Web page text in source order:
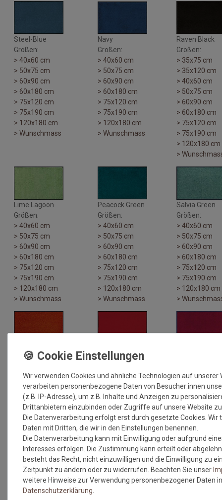
Steel-Blue
Größen:
> 40x60 cm
> 50x75 cm
> 60x90 cm
> 60x180 cm
> 75x120 cm
> 75x190 cm
> 120x180 cm
> Wunschmass
Navy
Größen:
> 40x60 cm
> 50x75 cm
> 60x90 cm
> 60x180 cm
> 75x120 cm
> 75x190 cm
> 120x180 cm
> Wunschmass
Raven Black
Größen:
> 35x75 cm
> 35x120 cm
> 40x60 cm
> 50x75 cm
> 60x90 cm
> 60x180 cm
> 75x120 cm
> 75x190 cm
> 120x180 cm
>
Lime Lagoon
Größen:
> 40x60 cm
> 50x75 cm
> 60x90 cm
> 60x180 cm
> 75x120 cm
> 75x190 cm
> 120x180 cm
> Wunschmass
Peacock Green
Größen:
> 40x60 cm
> 50x75 cm
> 60x90 cm
> 60x180 cm
> 75x120 cm
> 75x190 cm
> 120x180 cm
> Wunschmass
Salvia Green
Größen:
> 40x60 cm
> 50x75 cm
> 60x90 cm
> 60x180 cm
> 75x120 cm
> 75x190 cm
> 120x180 cm
>
Größen:
> 50x75 cm
> 60x90 cm
> 60x180 cm
> 75x120 cm
> 75x190 cm
> 120x180 cm
> Wunschmass
Größen:
> 50x75 cm
> 60x90 cm
> 60x180 cm
> 75x120 cm
> 75x190 cm
> 120x180 cm
> Wunschmass
> 50x75 cm
> 60x90 cm
> 60x180 cm
> 75x120 cm
> 75x190 cm
> 120x180 cm
>
Wir verwenden Cookies und ähnliche Technologien auf unserer
verarbeiten personenbezogene Daten von Besucher:innen
(z.B. IP-Adresse), um z.B. Inhalte und Anzeigen zu
Drittanbietern einzubinden oder Zugriffe auf unsere Website
Die Datenverarbeitung erfolgt erst durch gesetzte Cookies. Wir
Daten mit Dritten, die wir in den Einstellungen benennen.
Die Datenverarbeitung kann mit Einwilligung oder aufgrund
Interesses erfolgen. Die Zustimmung kann erteilt oder
besteht das Recht, nicht einzuwilligen und die Einwilligung zu
Zeitpunkt zu ändern oder zu widerrufen. Beachten Sie unser
weitere Hinweise zur Verwendung personenbezogener Daten
Daten­schutz­erklärung